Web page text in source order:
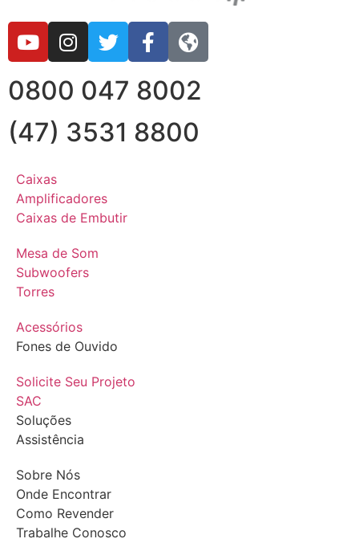
0800 047 8002
(47) 3531 8800
Caixas
Amplificadores
Caixas de Embutir
Mesa de Som
Subwoofers
Torres
Acessórios
Fones de Ouvido
Solicite Seu Projeto
SAC
Soluções
Assistência
Sobre Nós
Onde Encontrar
Como Revender
Trabalhe Conosco